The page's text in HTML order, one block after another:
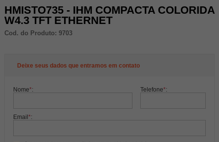
HMISTO735 - IHM COMPACTA COLORIDA
W4.3 TFT ETHERNET
Cod. do Produto: 9703
Deixe seus dados que entramos em contato
Nome*: Telefone*:
Email*: